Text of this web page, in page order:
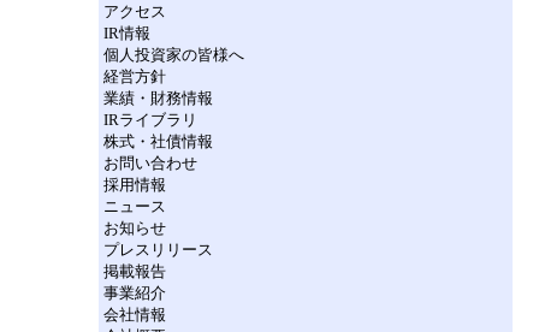
アクセス
IR情報
個人投資家の皆様へ
経営方針
業績・財務情報
IRライブラリ
株式・社債情報
お問い合わせ
採用情報
ニュース
お知らせ
プレスリリース
掲載報告
事業紹介
会社情報